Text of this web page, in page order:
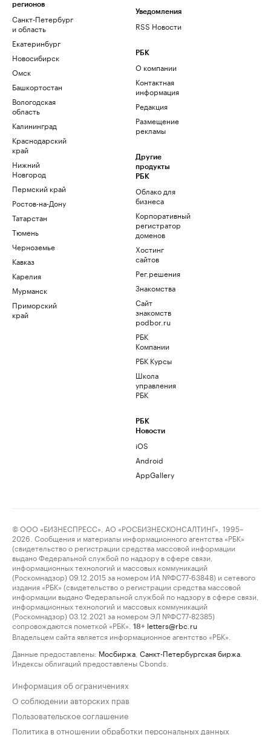
регионов
Санкт-Петербург
и область
Екатеринбург
Новосибирск
Омск
Башкортостан
Вологодская
область
Калининград
Краснодарский
край
Нижний
Новгород
Пермский край
Ростов-на-Дону
Татарстан
Тюмень
Черноземье
Кавказ
Карелия
Мурманск
Приморский
край
Уведомления
RSS Новости
РБК
О компании
Контактная
информация
Редакция
Размещение
рекламы
Другие
продукты
РБК
Облако для
бизнеса
Корпоративный
регистратор
доменов
Хостинг
сайтов
Рег.решения
Знакомства
Сайт
знакомств
podbor.ru
РБК
Компании
РБК Курсы
Школа
управления
РБК
РБК
Новости
iOS
Android
AppGallery
© ООО «БИЗНЕСПРЕСС», АО «РОСБИЗНЕСКОНСАЛТИНГ», 1995–
2026. Сообщения и материалы информационного агентства «РБК»
(свидетельство о регистрации средства массовой информации
выдано Федеральной службой по надзору в сфере связи,
информационных технологий и массовых коммуникаций
(Роскомнадзор) 09.12.2015 за номером ИА №ФС77-63848) и сетевого
издания «РБК» (свидетельство о регистрации средства массовой
информации выдано Федеральной службой по надзору в сфере связи,
информационных технологий и массовых коммуникаций
(Роскомнадзор) 03.12.2021 за номером ЭЛ №ФС77-82385)
сопровождаются пометкой «РБК».
18+ letters@rbc.ru
Владельцем сайта является информационное агентство «РБК».
Данные предоставлены: Мосбиржа Санкт-Петербургская биржа
Индексы облигаций предоставлены Cbonds.
Информация об ограничениях
О соблюдении авторских прав
Пользовательское соглашение
Политика в отношении обработки персональных данных